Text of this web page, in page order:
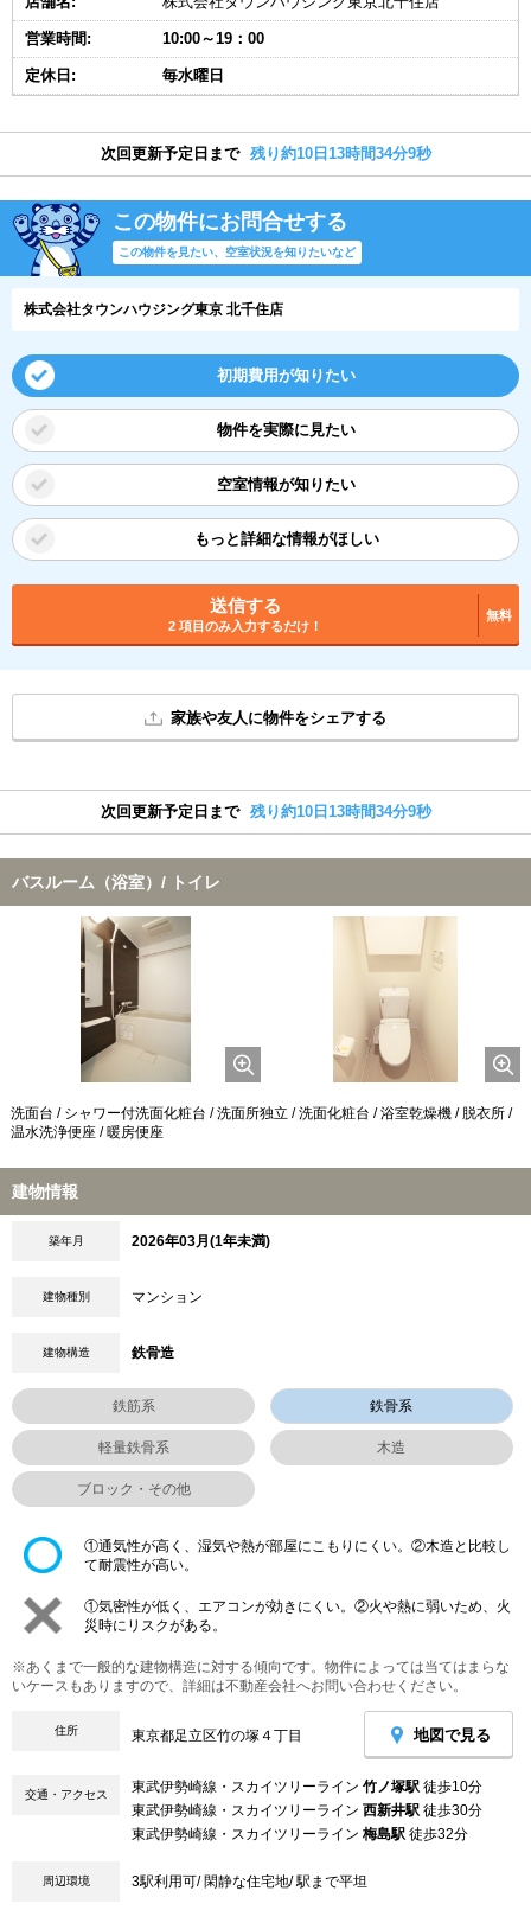
営業時間: 10:00～19：00
定休日: 毎水曜日
次回更新予定日まで 残り約10日13時間34分9秒
この物件にお問合せする
この物件を見たい、空室状況を知りたいなど
株式会社タウンハウジング東京 北千住店
初期費用が知りたい
物件を実際に見たい
空室情報が知りたい
もっと詳細な情報がほしい
送信する
2 項目のみ入力するだけ！
無料
家族や友人に物件をシェアする
次回更新予定日まで 残り約10日13時間34分9秒
バスルーム（浴室）/ トイレ
洗面台 / シャワー付洗面化粧台 / 洗面所独立 / 洗面化粧台 / 浴室乾燥機 / 脱衣所 /
温水洗浄便座 / 暖房便座
建物情報
築年月 2026年03月(1年未満)
建物種別 マンション
建物構造 鉄骨造
鉄筋系 鉄骨系
軽量鉄骨系 木造
ブロック・その他
①通気性が高く、湿気や熱が部屋にこもりにくい。②木造と比較し
て耐震性が高い。
①気密性が低く、エアコンが効きにくい。②火や熱に弱いため、火
災時にリスクがある。
※あくまで一般的な建物構造に対する傾向です。物件によっては当てはまらな
いケースもありますので、詳細は不動産会社へお問い合わせください。
住所 東京都足立区竹の塚４丁目 地図で見る
交通・アクセス 東武伊勢崎線・スカイツリーライン 竹ノ塚駅 徒歩10分
東武伊勢崎線・スカイツリーライン 西新井駅 徒歩30分
東武伊勢崎線・スカイツリーライン 梅島駅 徒歩32分
周辺環境 3駅利用可/ 閑静な住宅地/ 駅まで平坦